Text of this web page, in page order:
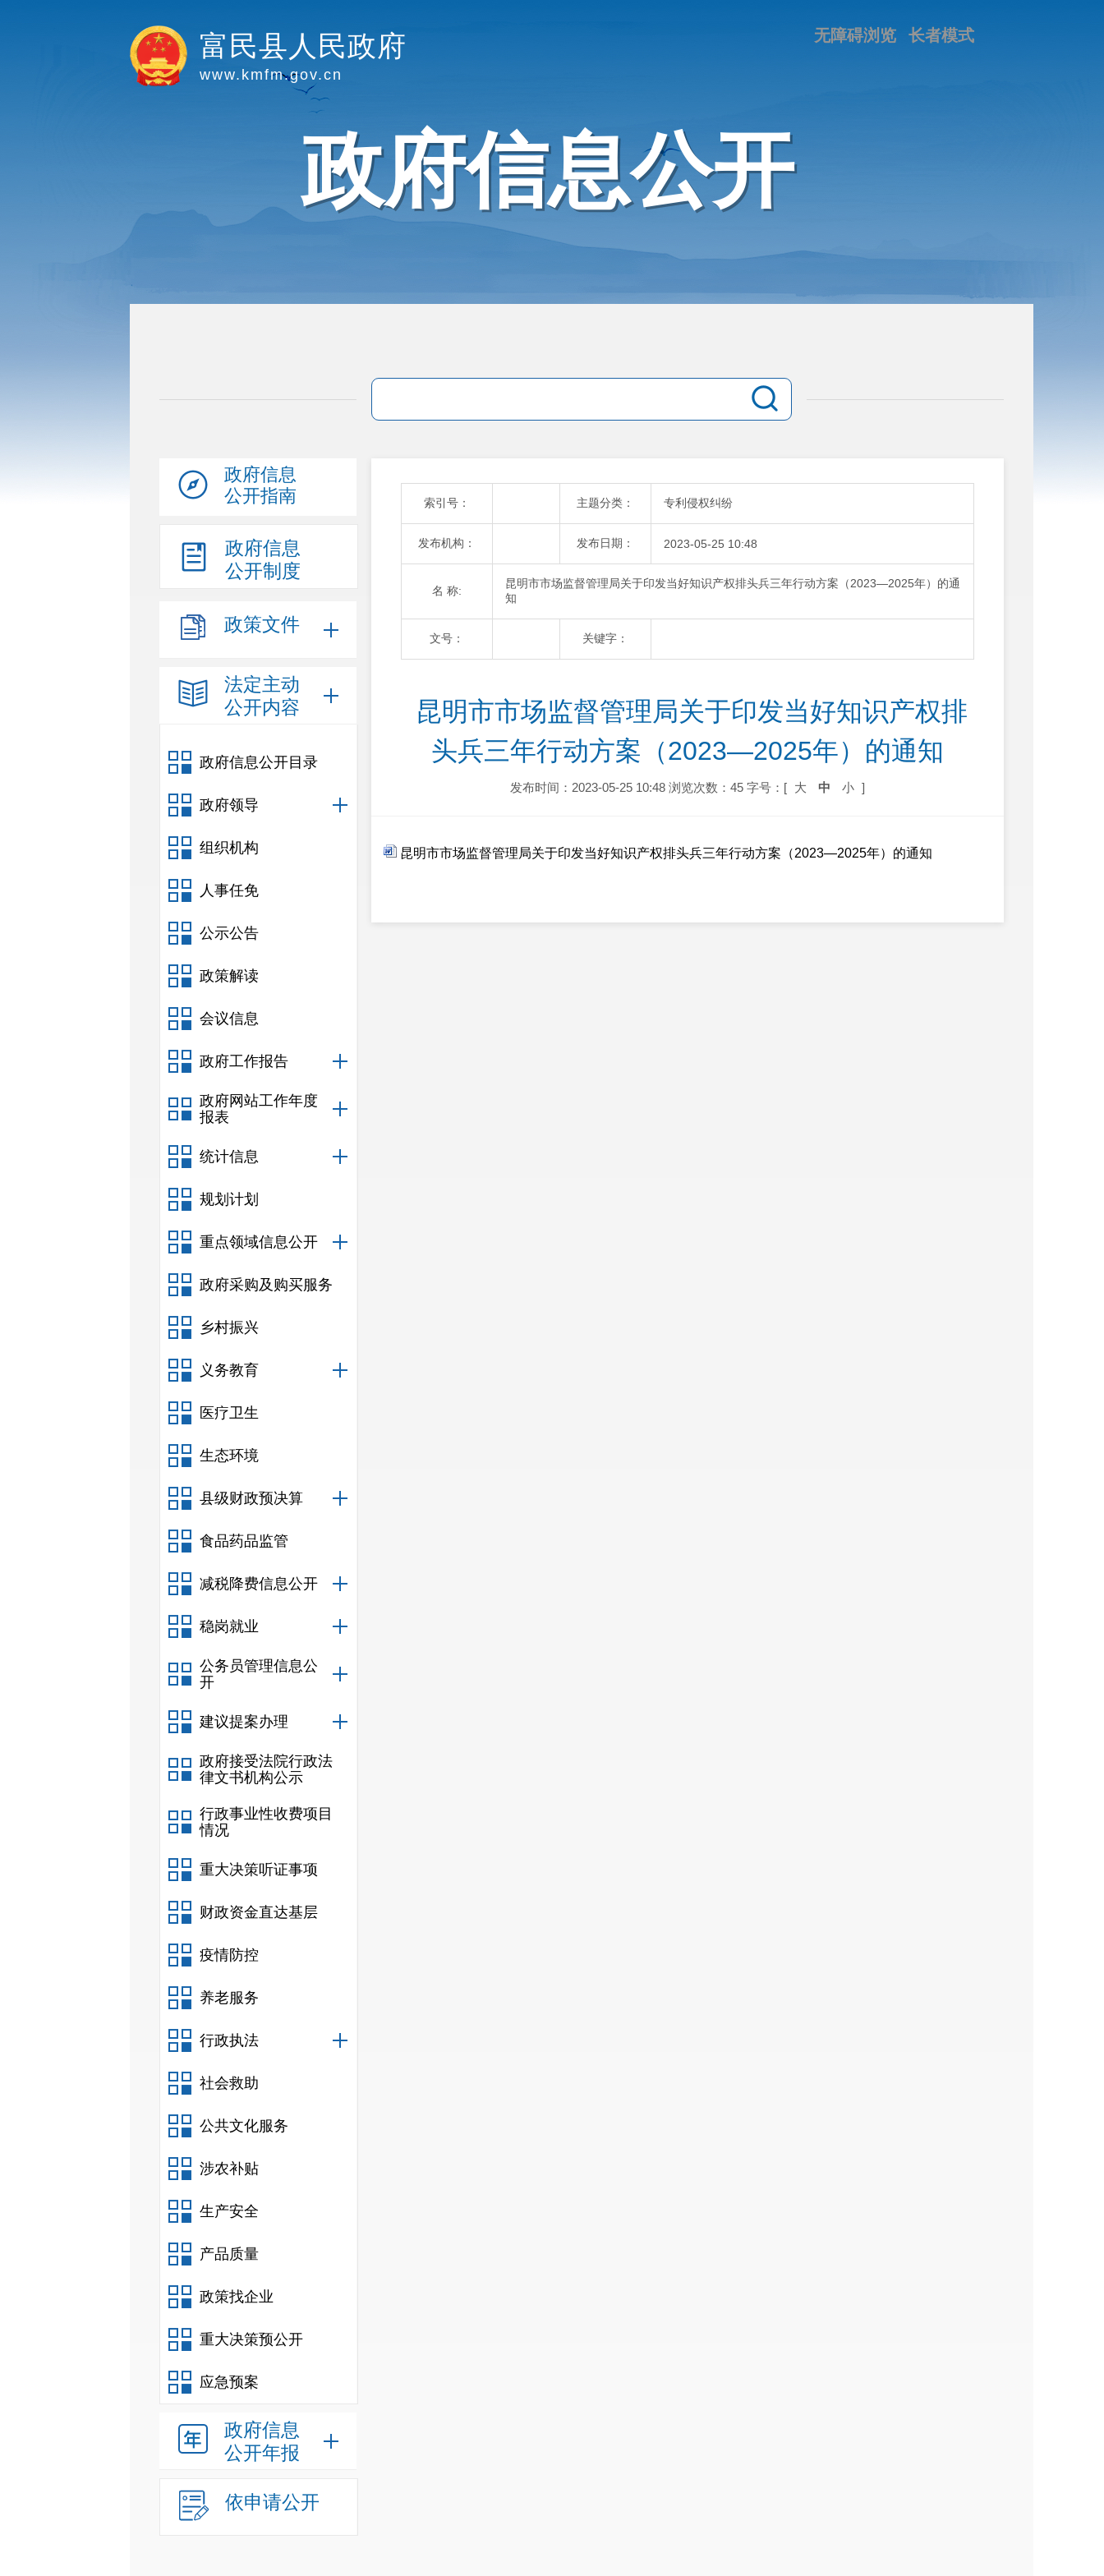
富民县人民政府
www.kmfm.gov.cn
长者模式
无障碍浏览
政府信息公开
政府信息
公开指南
政府信息
公开制度
政策文件
法定主动
公开内容
政府信息公开目录
政府领导
组织机构
人事任免
公示公告
政策解读
会议信息
政府工作报告
政府网站工作年度
报表
统计信息
规划计划
重点领域信息公开
政府采购及购买服务
乡村振兴
义务教育
医疗卫生
生态环境
县级财政预决算
食品药品监管
减税降费信息公开
稳岗就业
公务员管理信息公
开
建议提案办理
政府接受法院行政法
律文书机构公示
行政事业性收费项目
情况
重大决策听证事项
财政资金直达基层
疫情防控
养老服务
行政执法
社会救助
公共文化服务
涉农补贴
生产安全
产品质量
政策找企业
重大决策预公开
应急预案
政府信息
公开年报
依申请公开
索引号： 主题分类： 专利侵权纠纷
发布机构： 发布日期： 2023-05-25 10:48
名 称:
昆明市市场监督管理局关于印发当好知识产权排头兵三年行动方案（2023—2025年）的通
知
文号： 关键字：
头兵三年行动方案（2023—2025年）的通知
发布时间：2023-05-25 10:48 浏览次数：45 字号：[ 大 中 小 ]
昆明市市场监督管理局关于印发当好知识产权排头兵三年行动方案（2023—2025年）的通知